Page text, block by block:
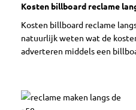
Kosten billboard reclame
Kosten billboard reclame
natuurlijk weten wat de
adverteren middels een